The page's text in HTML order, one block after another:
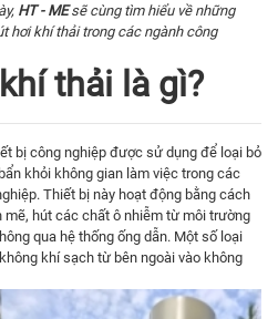
HT - MEsẽ cùng tìm hiểu về những
hơi khí thải trong các ngành công
thải là gì?
bị công nghiệp được sử dụng để loại bỏ
khỏi không gian làm việc trong các
Thiết bị này hoạt động bằng cách
hút các chất ô nhiễm từ môi trường
qua hệ thống ống dẫn. Một số loại
khí sạch từ bên ngoài vào không